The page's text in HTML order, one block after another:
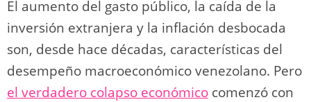
El aumento del gasto público, la caída de la
inversión extranjera y la inflación desbocada
son, desde hace décadas, características del
desempeño macroeconómico venezolano. Pero
el verdadero colapso económico comenzó con